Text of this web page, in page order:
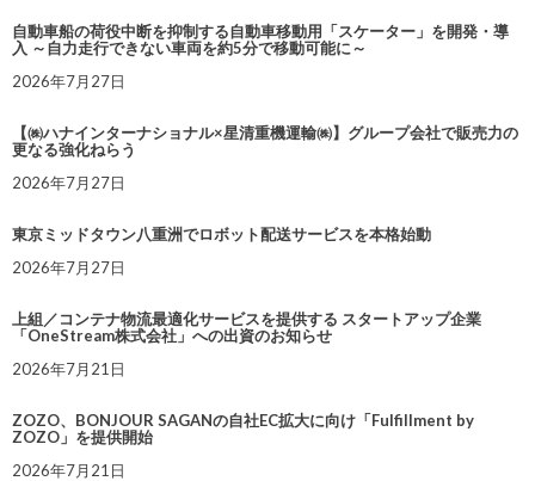
自動車船の荷役中断を抑制する自動車移動用「スケーター」を開発・導
入 ～自力走行できない車両を約5分で移動可能に～
2026年7月27日
【㈱ハナインターナショナル×星清重機運輸㈱】グループ会社で販売力の
更なる強化ねらう
2026年7月27日
東京ミッドタウン八重洲でロボット配送サービスを本格始動
2026年7月27日
上組／コンテナ物流最適化サービスを提供する スタートアップ企業
「OneStream株式会社」への出資のお知らせ
2026年7月21日
ZOZO、BONJOUR SAGANの自社EC拡大に向け「Fulfillment by
ZOZO」を提供開始
2026年7月21日